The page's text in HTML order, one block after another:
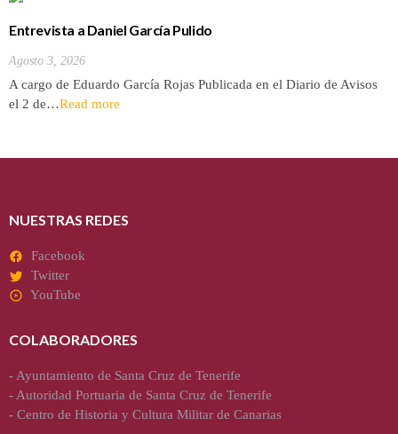
Entrevista a Daniel García Pulido
Agosto 3, 2026
A cargo de Eduardo García Rojas Publicada en el Diario de Avisos
el 2 de…Read more
NUESTRAS REDES
Facebook
Twitter
YouTube
COLABORADORES
- Ayuntamiento de Santa Cruz de Tenerife
- Autoridad Portuaria de Santa Cruz de Tenerife
- Centro de Historia y Cultura Militar de Canarias